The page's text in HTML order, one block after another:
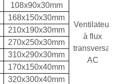
Ventilateur
à flux
transversal
AC
108x90x30mm
168x150x30mm
210x190x30mm
270x250x30mm
310x290x30mm
170x150x40mm
320x300x40mm